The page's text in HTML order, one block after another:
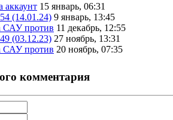
аккаунт 15 январь, 06:31
(14.01.24) 9 январь, 13:45
САУ против 11 декабрь, 12:55
(03.12.23) 27 ноябрь, 13:31
САУ против 20 ноябрь, 07:35
комментария